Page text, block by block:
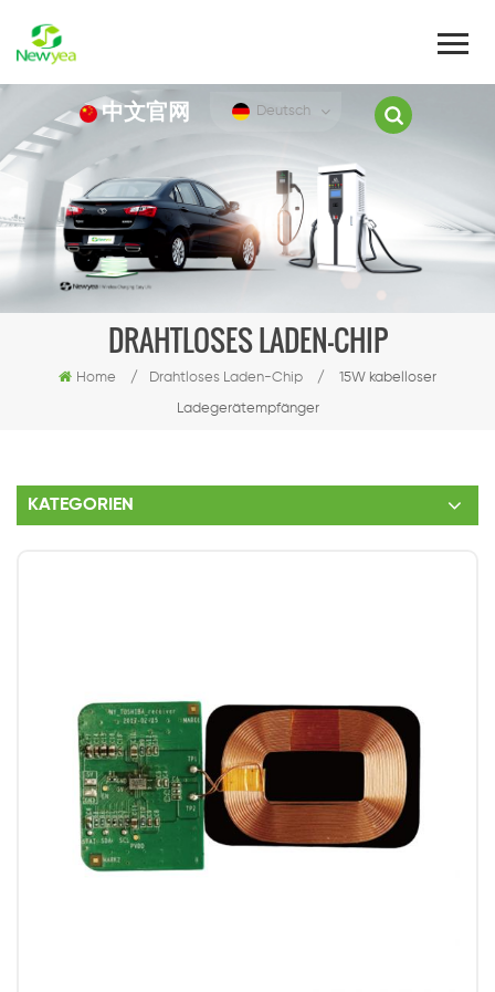
中文官网 Deutsch
DRAHTLOSES LADEN-CHIP
Home / Drahtloses Laden-Chip / 15W kabelloser
Ladegerätempfänger
KATEGORIEN